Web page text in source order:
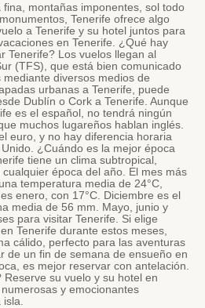
montañas imponentes, sol todo
Tenerife ofrece algo
a Tenerife y su hotel juntos para
en Tenerife. ¿Qué hay
Tenerife? Los vuelos llegan al
(TFS), que está bien comunicado
diversos medios de
urbanas a Tenerife, puede
Dublín o Cork a Tenerife. Aunque
es el español, no tendrá ningún
muchos lugareños hablan inglés.
euro, y no hay diferencia horaria
¿Cuándo es la mejor época
tiene un clima subtropical,
época del año. El mes más
temperatura media de 24°C,
enero, con 17°C. Diciembre es el
media de 56 mm. Mayo, junio y
para visitar Tenerife. Si elige
Tenerife durante estos meses,
cálido, perfecto para las aventuras
de un fin de semana de ensueño en
es mejor reservar con antelación.
su vuelo y su hotel en
y emocionantes